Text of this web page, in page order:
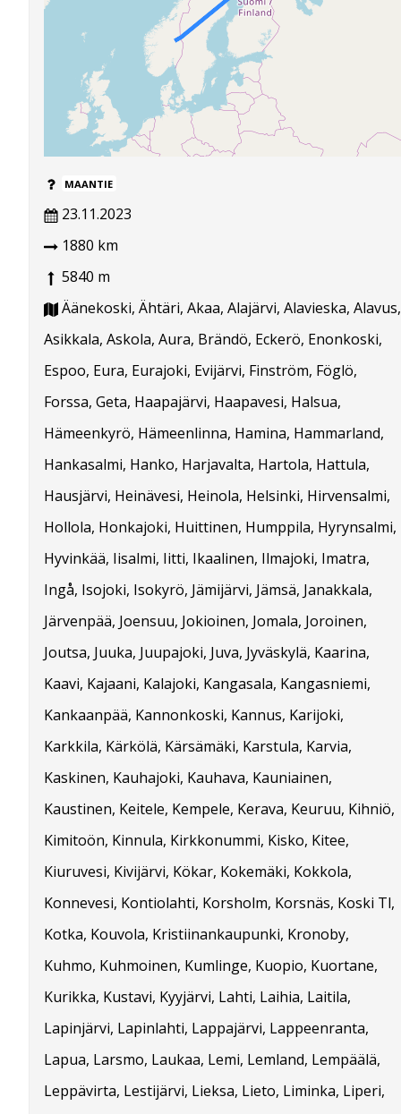
MAANTIE
23.11.2023
1880 km
5840 m
Äänekoski, Ähtäri, Akaa, Alajärvi, Alavieska, Alavus,
Asikkala, Askola, Aura, Brändö, Eckerö, Enonkoski,
Espoo, Eura, Eurajoki, Evijärvi, Finström, Föglö,
Forssa, Geta, Haapajärvi, Haapavesi, Halsua,
Hämeenkyrö, Hämeenlinna, Hamina, Hammarland,
Hankasalmi, Hanko, Harjavalta, Hartola, Hattula,
Hausjärvi, Heinävesi, Heinola, Helsinki, Hirvensalmi,
Hollola, Honkajoki, Huittinen, Humppila, Hyrynsalmi,
Hyvinkää, Iisalmi, Iitti, Ikaalinen, Ilmajoki, Imatra,
Ingå, Isojoki, Isokyrö, Jämijärvi, Jämsä, Janakkala,
Järvenpää, Joensuu, Jokioinen, Jomala, Joroinen,
Joutsa, Juuka, Juupajoki, Juva, Jyväskylä, Kaarina,
Kaavi, Kajaani, Kalajoki, Kangasala, Kangasniemi,
Kankaanpää, Kannonkoski, Kannus, Karijoki,
Karkkila, Kärkölä, Kärsämäki, Karstula, Karvia,
Kaskinen, Kauhajoki, Kauhava, Kauniainen,
Kaustinen, Keitele, Kempele, Kerava, Keuruu, Kihniö,
Kimitoön, Kinnula, Kirkkonummi, Kisko, Kitee,
Kiuruvesi, Kivijärvi, Kökar, Kokemäki, Kokkola,
Konnevesi, Kontiolahti, Korsholm, Korsnäs, Koski Tl,
Kotka, Kouvola, Kristiinankaupunki, Kronoby,
Kuhmo, Kuhmoinen, Kumlinge, Kuopio, Kuortane,
Kurikka, Kustavi, Kyyjärvi, Lahti, Laihia, Laitila,
Lapinjärvi, Lapinlahti, Lappajärvi, Lappeenranta,
Lapua, Larsmo, Laukaa, Lemi, Lemland, Lempäälä,
Leppävirta, Lestijärvi, Lieksa, Lieto, Liminka, Liperi,